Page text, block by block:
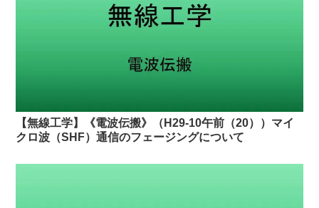
【無線工学】《電波伝搬》（H29-10午前（20））マイ
クロ波（SHF）通信のフェージングについて